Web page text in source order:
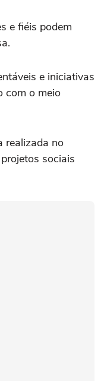
e fiéis podem
e iniciativas
com o meio
realizada no
sociais